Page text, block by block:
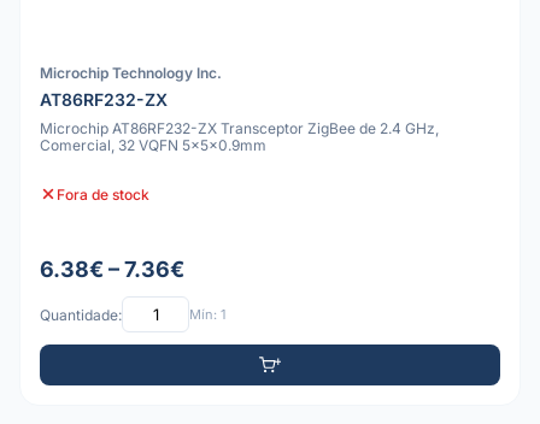
Microchip Technology Inc.
AT86RF232-ZX
Microchip AT86RF232-ZX Transceptor ZigBee de 2.4 GHz,
Comercial, 32 VQFN 5x5x0.9mm
Fora de stock
6.38€ – 7.36€
Quantidade: Mín: 1